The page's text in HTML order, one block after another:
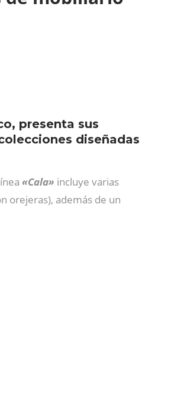
presenta sus
diseñadas
«Cala» incluye varias
orejeras), además de un